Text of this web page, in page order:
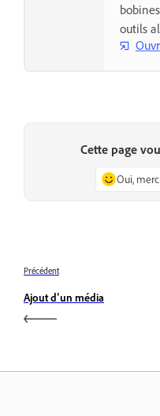
outils
Cette page
Oui,
Précédent
Ajout d’un média